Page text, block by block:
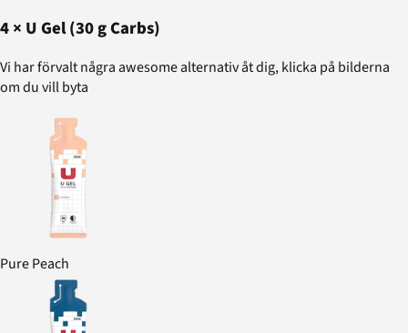
4× U Gel (30 g Carbs)
Vi har förvalt några awesome alternativ åt dig, klicka på bilderna
om du vill byta
Pure Peach